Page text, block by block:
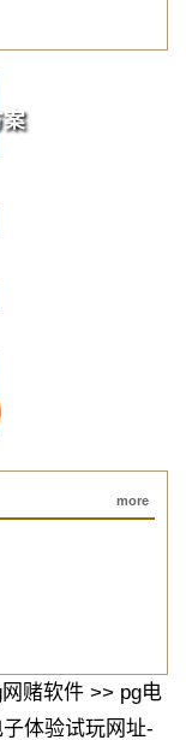
more
赌软件 >> pg电
子体验试玩网址-